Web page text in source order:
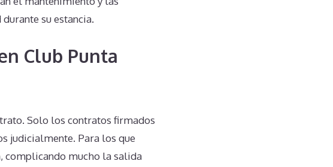
su estancia.
Club Punta
Solo los contratos firmados
judicialmente. Para los que
complicando mucho la salida